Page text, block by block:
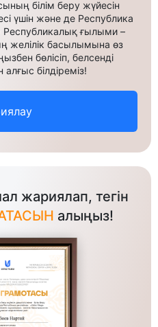
білім беру жүйесін
үшін және де Республика
Республикалық ғылыми –
желілік басылымына өз
бөлісіп, белсенді
білдіреміз!
жариялап, тегін
алыңыз!